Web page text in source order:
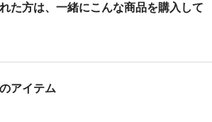
た方は、一緒にこんな商品を購入して
アイテム